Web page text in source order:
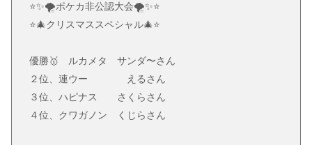
⭐️✨🌪ポケカ非公認大会🌪✨⭐️
⭐️🎄クリスマススペシャル🎄⭐️
優勝🥇 ルカメタ サンダ〜さん
２位、連ウー えるさん
３位、ハピナス さくらさん
４位、クワガノン くじらさん